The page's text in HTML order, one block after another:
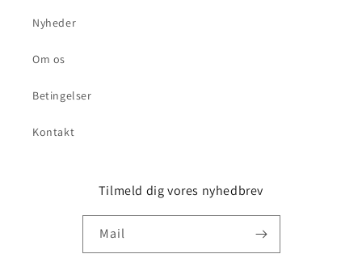
Nyheder
Om os
Betingelser
Kontakt
Tilmeld dig vores nyhedbrev
Mail